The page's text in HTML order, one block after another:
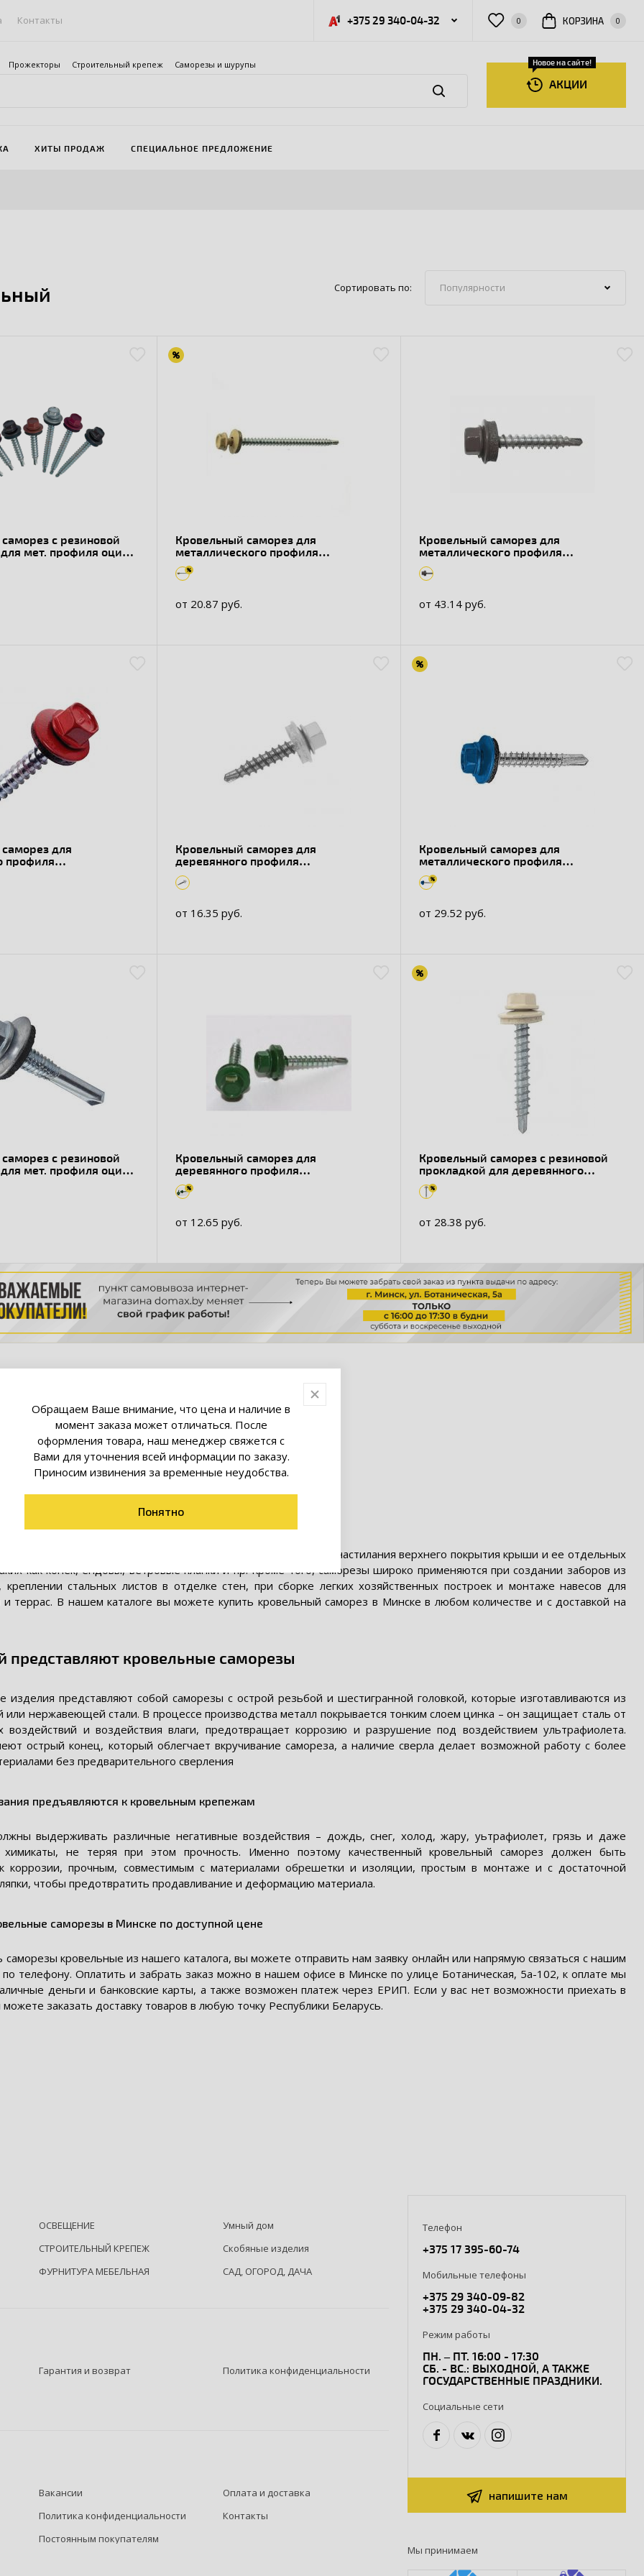
Контакты +375 29 340-04-32 0 КОРЗИНА 0
Прожекторы Строительный крепеж Саморезы и шурупы
АКЦИИ
Новое на сайте!
ХИТЫ ПРОДАЖ СПЕЦИАЛЬНОЕ ПРЕДЛОЖЕНИЕ
Сортировать по:
с резиновой
мет. профиля оцин.,
до 4 мм
Кровельный саморез для
металлического профиля
от 20.87 руб.
Кровельный саморез для
металлического профиля
оцинкованный, RAL 8019
от 43.14 руб.
для
профиля
RAL 3003
Кровельный саморез для
деревянного профиля
оцинкованный RAL 9003
от 16.35 руб.
Кровельный саморез для
металлического профиля
оцинкованный, RAL 5005
от 29.52 руб.
с резиновой
мет. профиля оцин.,
до 12 мм
Кровельный саморез для
деревянного профиля
оцинкованный RAL 6020
от 12.65 руб.
Кровельный саморез с резиновой
прокладкой для деревянного
профиля RAL 1014
от 28.38 руб.
в каталоге Domax.by
саморезы в Минске
используются для крепления листовых материалов и настилания верхнего покрытия крыши и ее отдельных
как конек, ендовы, ветровые планки и пр. Кроме того, саморезы широко применяются при создании заборов из
креплении стальных листов в отделке стен, при сборке легких хозяйственных построек и монтаже навесов для
и террас. В нашем каталоге вы можете купить кровельный саморез в Минске в любом количестве и с доставкой на
представляют кровельные саморезы
изделия представляют собой саморезы с острой резьбой и шестигранной головкой, которые изготавливаются из
или нержавеющей стали. В процессе производства металл покрывается тонким слоем цинка – он защищает сталь от
воздействий и воздействия влаги, предотвращает коррозию и разрушение под воздействием ультрафиолета.
острый конец, который облегчает вкручивание самореза, а наличие сверла делает возможной работу с более
без предварительного сверления
предъявляются к кровельным крепежам
выдерживать различные негативные воздействия – дождь, снег, холод, жару, уьтрафиолет, грязь и даже
химикаты, не теряя при этом прочность. Именно поэтому качественный кровельный саморез должен быть
коррозии, прочным, совместимым с материалами обрешетки и изоляции, простым в монтаже и с достаточной
чтобы предотвратить продавливание и деформацию материала.
саморезы в Минске по доступной цене
саморезы кровельные из нашего каталога, вы можете отправить нам заявку онлайн или напрямую связаться с нашим
телефону. Оплатить и забрать заказ можно в нашем офисе в Минске по улице Ботаническая, 5а-102, к оплате мы
деньги и банковские карты, а также возможен платеж через ЕРИП. Если у вас нет возможности приехать в
заказать доставку товаров в любую точку Республики Беларусь.
ОСВЕЩЕНИЕ
Умный дом
СТРОИТЕЛЬНЫЙ КРЕПЕЖ
Скобяные изделия
ФУРНИТУРА МЕБЕЛЬНАЯ САД, ОГОРОД, ДАЧА
Гарантия и возврат
Политика конфиденциальности
Вакансии
Оплата и доставка
Политика конфиденциальности
Контакты
Постоянным покупателям
Телефон
+375 17 395-60-74
Мобильные телефоны
+375 29 340-09-82
+375 29 340-04-32
Режим работы
ПН. – ПТ. 16:00 - 17:30
СБ. - ВС.: ВЫХОДНОЙ, А ТАКЖЕ
ГОСУДАРСТВЕННЫЕ ПРАЗДНИКИ.
Социальные сети
напишите нам
Мы принимаем
Обращаем Ваше внимание, что цена и наличие в
момент заказа может отличаться. После
оформления товара, наш менеджер свяжется с
Вами для уточнения всей информации по заказу.
Приносим извинения за временные неудобства.
Понятно